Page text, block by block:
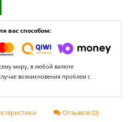
вас способом:
миру, в любой валюте
возникновения проблем с
Отзывов (0)